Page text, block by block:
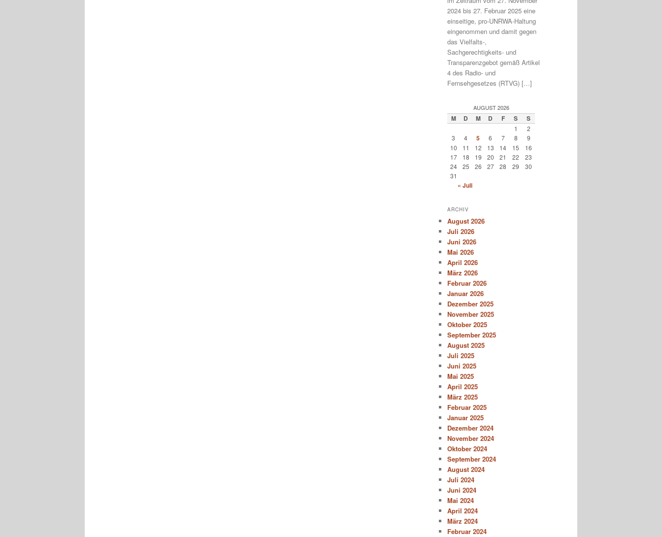
2024 bis 27. Februar 2025 eine
einseitige, pro-UNRWA-Haltung
eingenommen und damit gegen
das Vielfalts-,
Sachgerechtigkeits- und
Transparenzgebot gemäß Artikel
4 des Radio- und
Fernsehgesetzes (RTVG) […]
AUGUST 2026
M D M D F S S
1
2
3
4 5 6 7 8
9
10
11 12 13 14 15
16
17
18 19 20 21 22
23
24
25 26 27 28 29
30
31
« Juli
ARCHIV
August 2026
Juli 2026
Juni 2026
Mai 2026
April 2026
März 2026
Februar 2026
Januar 2026
Dezember 2025
November 2025
Oktober 2025
September 2025
August 2025
Juli 2025
Juni 2025
Mai 2025
April 2025
März 2025
Februar 2025
Januar 2025
Dezember 2024
November 2024
Oktober 2024
September 2024
August 2024
Juli 2024
Juni 2024
Mai 2024
April 2024
März 2024
Februar 2024